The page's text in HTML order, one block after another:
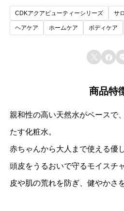
ンシリコン・ノンアルコール
以前にこの商品を購入したこ
みのユーザーのみレビューを
す。
CDKアクアビューティーシリーズ サ
ヘアケア ホームケア ボディケア
 
商品特
親和性の高い天然水がベースで
たす化粧水。
赤ちゃんから大人まで使える優
頭皮をうるおいで守るモイスチ
皮や肌の荒れを防ぎ、健やかさ